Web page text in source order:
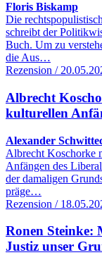
Floris Biskamp
Die
schreibt der
Buch. Um zu
die Aus…
Rezension /
Albrecht
kulturellen
Alexander
Albrecht Koschorke
Anfängen des
der damaligen
präge…
Rezension /
Ronen Steinke:
Justiz unser